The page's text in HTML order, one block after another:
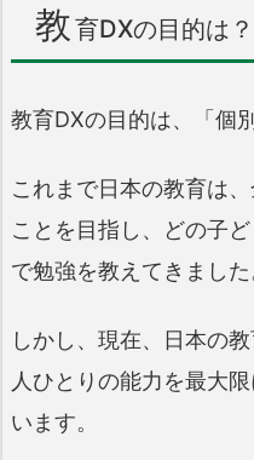
教育DXの目的
教育DXの目的は、「個
これまで日本の教育は
ことを目指し、どの子
で勉強を教えてきました
しかし、現在、日本の
人ひとりの能力を最大
います。